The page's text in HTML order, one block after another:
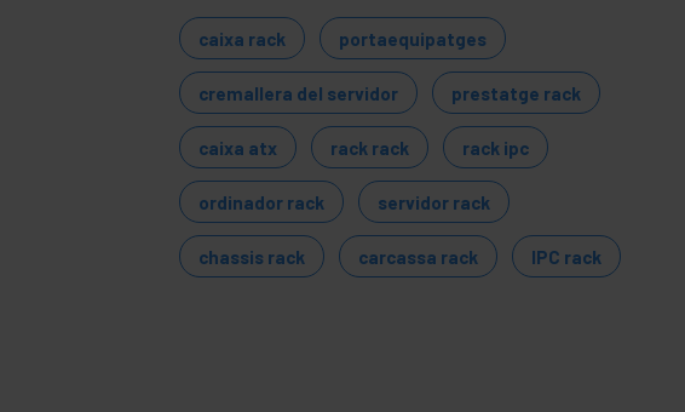
caixa rack portaequipatges
cremallera del servidor prestatge rack
caixa atx rack rack rack ipc
ordinador rack servidor rack
chassis rack carcassa rack IPC rack